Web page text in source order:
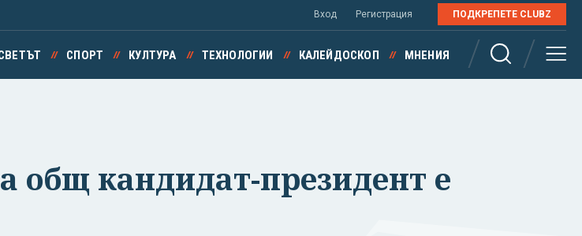
Вход Регистрация ПОДКРЕПЕТЕ CLUBZ
СПОРТ КУЛТУРА ТЕХНОЛОГИИ КАЛЕЙДОСКОП МНЕНИЯ
общ кандидат-президент е